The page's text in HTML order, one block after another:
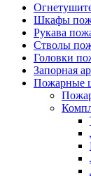
Шкафы
Рукава
Стволы
Головки
Запорная
Пожарные